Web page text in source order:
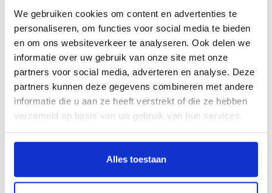
We gebruiken cookies om content en advertenties te
personaliseren, om functies voor social media te bieden
en om ons websiteverkeer te analyseren. Ook delen we
informatie over uw gebruik van onze site met onze
partners voor social media, adverteren en analyse. Deze
partners kunnen deze gegevens combineren met andere
informatie die u aan ze heeft verstrekt of die ze hebben
verzameld op basis van uw gebruik van hun services.
Alles toestaan
Sophie de Giraf kraamcadeau
pakket Girafje
Op voorraad
€22,95
Nijntje kraamcadeau pakket
jongen Silver
Op voorraad
€35,95
Little Dutch kraamcadeau
pakket Little Farm uni Silver €42,95
Little Dutch kraamcadeau